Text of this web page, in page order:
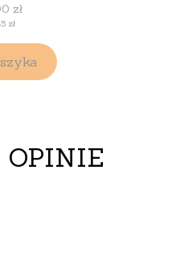
zł
zł
OPINIE